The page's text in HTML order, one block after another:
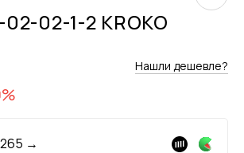
02-1-2 KROKO
Нашли дешевле?
265 →